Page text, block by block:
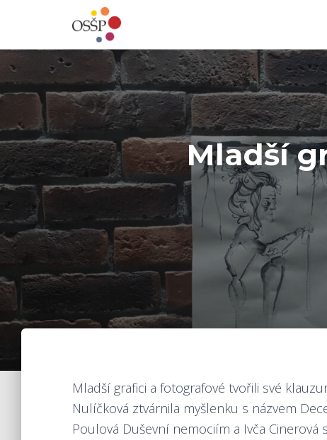
Mladší
Mladší grafici a fotografové tvořili své
Nulíčková ztvárnila myšlenku s názvem
Poulová Duševní nemociím a Ivča